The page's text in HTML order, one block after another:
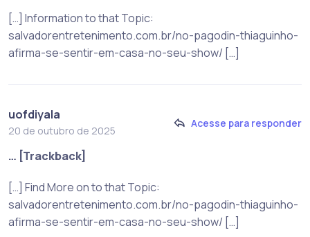
[…] Information to that Topic:
salvadorentretenimento.com.br/no-pagodin-thiaguinho-
afirma-se-sentir-em-casa-no-seu-show/ […]
uofdiyala
20 de outubro de 2025
Acesse para responder
… [Trackback]
[…] Find More on to that Topic:
salvadorentretenimento.com.br/no-pagodin-thiaguinho-
afirma-se-sentir-em-casa-no-seu-show/ […]